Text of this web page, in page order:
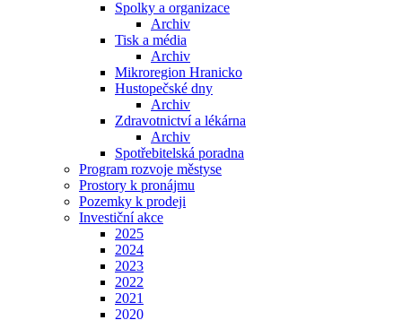
Spolky a organizace
Archiv
Tisk a média
Archiv
Mikroregion Hranicko
Hustopečské dny
Archiv
Zdravotnictví a lékárna
Archiv
Spotřebitelská poradna
Program rozvoje městyse
Prostory k pronájmu
Pozemky k prodeji
Investiční akce
2025
2024
2023
2022
2021
2020